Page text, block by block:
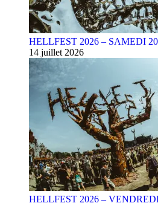
HELLFEST 2026 – SAMEDI
14 juillet 2026
HELLFEST 2026 –